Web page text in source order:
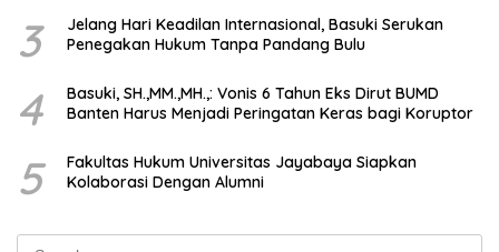
3
Jelang Hari Keadilan Internasional, Basuki Serukan
Penegakan Hukum Tanpa Pandang Bulu
4
Basuki, SH.,MM.,MH.,: Vonis 6 Tahun Eks Dirut BUMD
Banten Harus Menjadi Peringatan Keras bagi Koruptor
5
Fakultas Hukum Universitas Jayabaya Siapkan
Kolaborasi Dengan Alumni